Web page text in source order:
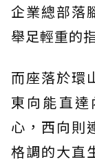
企業總部落
舉足輕重的
而座落於環
東向能直
心，西向則
格調的大直